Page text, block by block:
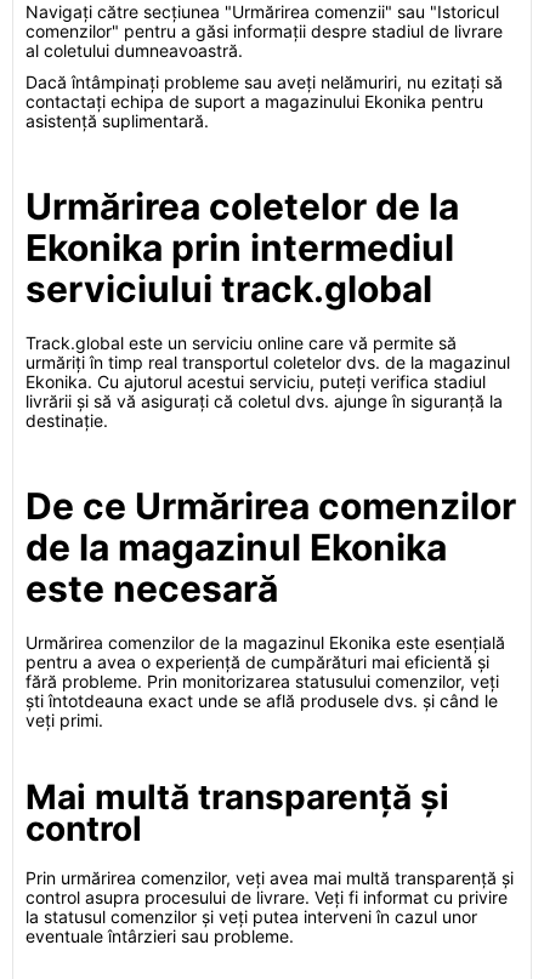
Navigați către secțiunea "Urmărirea comenzii" sau "Istoricul
comenzilor" pentru a găsi informații despre stadiul de livrare
al coletului dumneavoastră.
Dacă întâmpinați probleme sau aveți nelămuriri, nu ezitați să
contactați echipa de suport a magazinului Ekonika pentru
asistență suplimentară.
Urmărirea coletelor de la
Ekonika prin intermediul
serviciului track.global
Track.global este un serviciu online care vă permite să
urmăriți în timp real transportul coletelor dvs. de la magazinul
Ekonika. Cu ajutorul acestui serviciu, puteți verifica stadiul
livrării și să vă asigurați că coletul dvs. ajunge în siguranță la
destinație.
De ce Urmărirea comenzilor
de la magazinul Ekonika
este necesară
Urmărirea comenzilor de la magazinul Ekonika este esențială
pentru a avea o experiență de cumpărături mai eficientă și
fără probleme. Prin monitorizarea statusului comenzilor, veți
ști întotdeauna exact unde se află produsele dvs. și când le
veți primi.
Mai multă transparență și
control
Prin urmărirea comenzilor, veți avea mai multă transparență și
control asupra procesului de livrare. Veți fi informat cu privire
la statusul comenzilor și veți putea interveni în cazul unor
eventuale întârzieri sau probleme.